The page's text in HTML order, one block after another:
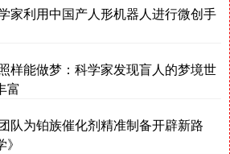
家利用中国产人形机器人进行微创手
样能做梦：科学家发现盲人的梦境世
富
队为铂族催化剂精准制备开辟新路